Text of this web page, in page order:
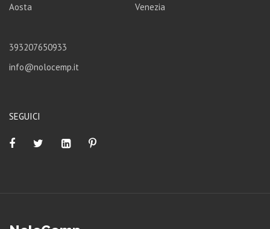
Aosta
Venezia
393207650933
info@nolocemp.it
SEGUICI